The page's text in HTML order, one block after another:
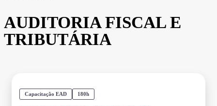
AUDITORIA FISCAL E
TRIBUTÁRIA
Capacitação EAD 180h